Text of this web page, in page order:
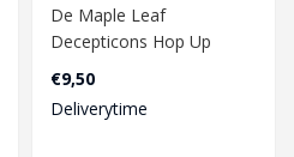
De Maple Leaf
Decepticons Hop Up
verbeterde
nauwkeurigheid..
€9,50
Deliverytime